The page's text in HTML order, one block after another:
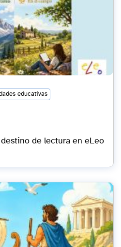
educativas
de lectura en eLeo